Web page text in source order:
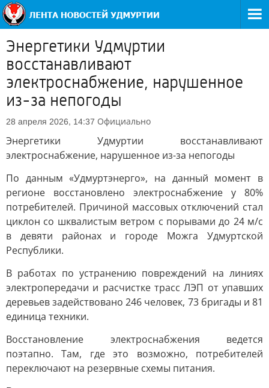
Энергетики Удмуртии
восстанавливают
электроснабжение, нарушенное
из-за непогоды
28 апреля 2026, 14:37 Официально
Энергетики Удмуртии восстанавливают
электроснабжение, нарушенное из-за непогоды
По данным «Удмуртэнерго», на данный момент в
регионе восстановлено электроснабжение у 80%
потребителей. Причиной массовых отключений стал
циклон со шквалистым ветром с порывами до 24 м/с
в девяти районах и городе Можга Удмуртской
Республики.
В работах по устранению повреждений на линиях
электропередачи и расчистке трасс ЛЭП от упавших
деревьев задействовано 246 человек, 73 бригады и 81
единица техники.
Восстановление электроснабжения ведется
поэтапно. Там, где это возможно, потребителей
переключают на резервные схемы питания.